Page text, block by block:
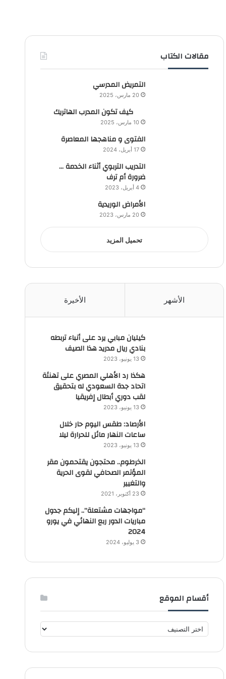
مقالات الكتاب
التمريض المدرسي
20 مارس، 2025
كيف تكون المدرب الهاتريك
10 مارس، 2025
الفتوى و مناهجها المعاصرة
17 أبريل، 2024
التدريب التربوي أثناء الخدمة …
ضرورة أم ترف
4 أبريل، 2023
الأمراض الوريدية
20 مارس، 2023
تحميل المزيد
الأشهر الأخيرة
كيليان مبابي يرد على أنباء تربطه
بنادي ريال مدريد هذا الصيف
13 يونيو، 2023
هكذا رد الأهلي المصري على تهنئة
اتحاد جدة السعودي له بتحقيق
لقب دوري أبطال إفريقيا
13 يونيو، 2023
الأرصاد: طقس اليوم حار خلال
ساعات النهار مائل للحرارة ليلا
13 يونيو، 2023
الخرطوم.. محتجون يقتحمون مقر
المؤتمر الصحافي لقوى الحرية
والتغيير
23 أكتوبر، 2021
“مواجهات مشتعلة”.. إليكم جدول
مباريات الدور ربع النهائي في يورو
2024
3 يوليو، 2024
أقسام الموقع
ق
م